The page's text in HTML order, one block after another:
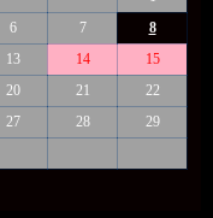
6 7
8
13 14
15
20 21
22
27 28
29